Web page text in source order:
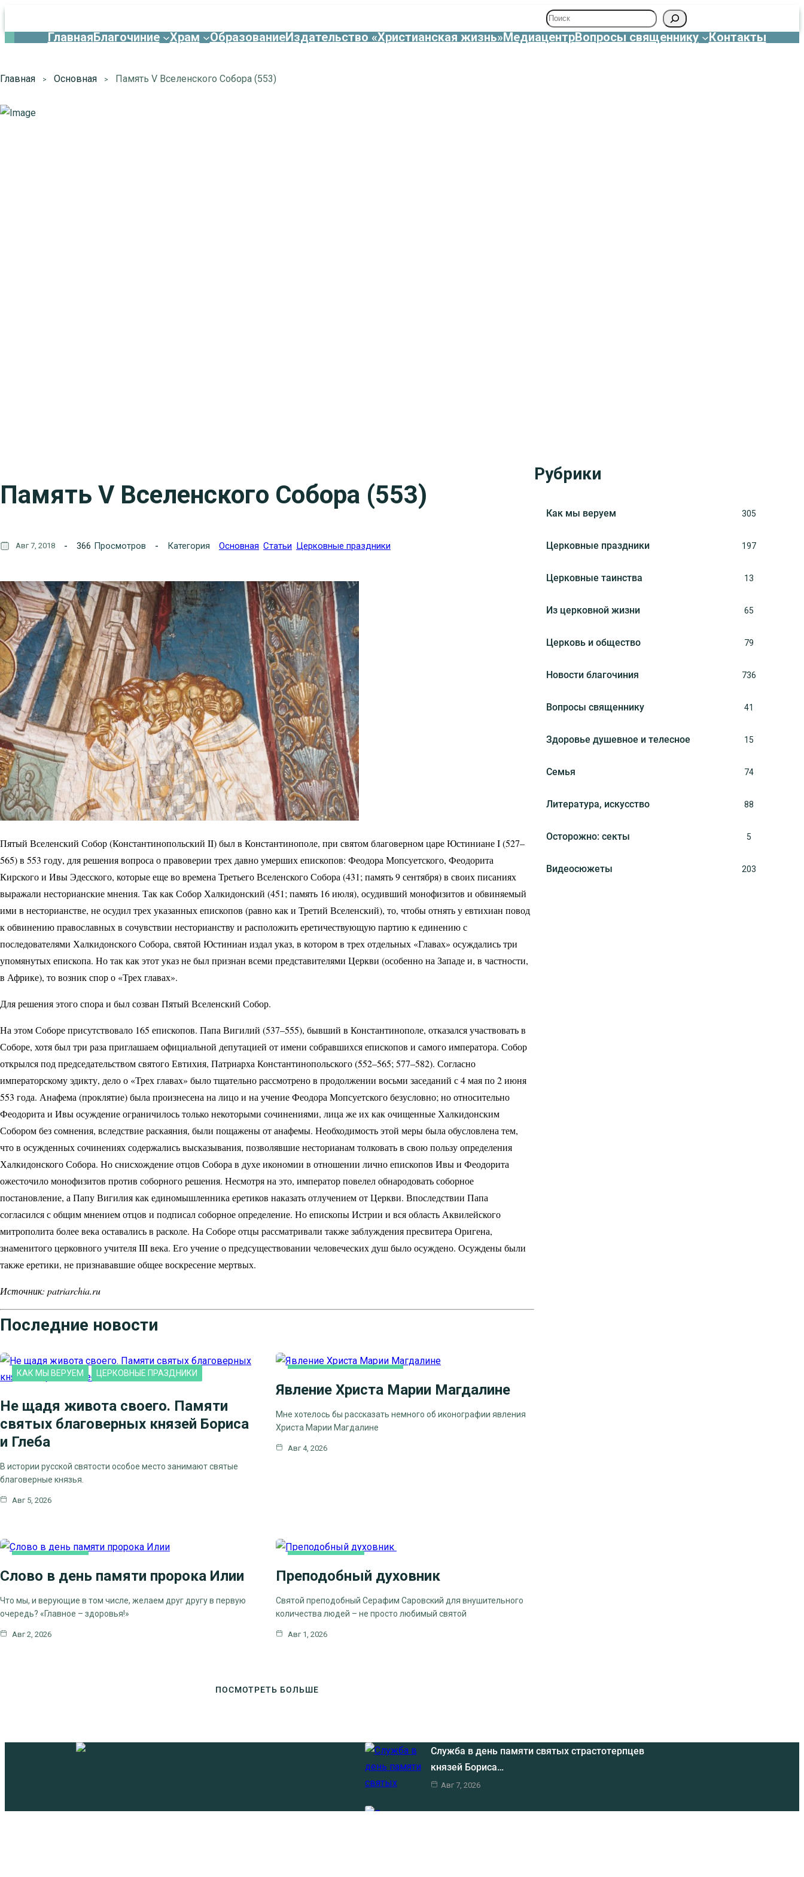
Поиск
ГлавнаяБлагочиние Храм ОбразованиеИздательство «Христианская жизнь»МедиацентрВопросы священнику Контакты
Главная Основная Память V Вселенского Собора (553)
Память V Вселенского Собора (553)
Авг 7, 2018 366 Просмотров Категория Основная Статьи Церковные праздники
Пятый Вселенский Собор (Константинопольский II) был в Константинополе, при святом благоверном царе Юстиниане I (527–
565) в 553 году, для решения вопроса о правоверии трех давно умерших епископов: Феодора Мопсуетского, Феодорита
Кирского и Ивы Эдесского, которые еще во времена Третьего Вселенского Собора (431; память 9 сентября) в своих писаниях
выражали несторианские мнения. Так как Собор Халкидонский (451; память 16 июля), осудивший монофизитов и обвиняемый
ими в несторианстве, не осудил трех указанных епископов (равно как и Третий Вселенский), то, чтобы отнять у евтихиан повод
к обвинению православных в сочувствии несторианству и расположить еретичествующую партию к единению с
последователями Халкидонского Собора, святой Юстиниан издал указ, в котором в трех отдельных «Главах» осуждались три
упомянутых епископа. Но так как этот указ не был признан всеми представителями Церкви (особенно на Западе и, в частности,
в Африке), то возник спор о «Трех главах».
Для решения этого спора и был созван Пятый Вселенский Собор.
На этом Соборе присутствовало 165 епископов. Папа Вигилий (537–555), бывший в Константинополе, отказался участвовать в
Соборе, хотя был три раза приглашаем официальной депутацией от имени собравшихся епископов и самого императора. Собор
открылся под председательством святого Евтихия, Патриарха Константинопольского (552–565; 577–582). Согласно
императорскому эдикту, дело о «Трех главах» было тщательно рассмотрено в продолжении восьми заседаний с 4 мая по 2 июня
553 года. Анафема (проклятие) была произнесена на лицо и на учение Феодора Мопсуетского безусловно; но относительно
Феодорита и Ивы осуждение ограничилось только некоторыми сочинениями, лица же их как очищенные Халкидонским
Собором без сомнения, вследствие раскаяния, были пощажены от анафемы. Необходимость этой меры была обусловлена тем,
что в осужденных сочинениях содержались высказывания, позволявшие несторианам толковать в свою пользу определения
Халкидонского Собора. Но снисхождение отцов Собора в духе икономии в отношении лично епископов Ивы и Феодорита
ожесточило монофизитов против соборного решения. Несмотря на это, император повелел обнародовать соборное
постановление, а Папу Вигилия как единомышленника еретиков наказать отлучением от Церкви. Впоследствии Папа
согласился с общим мнением отцов и подписал соборное определение. Но епископы Истрии и вся область Аквилейского
митрополита более века оставались в расколе. На Соборе отцы рассматривали также заблуждения пресвитера Оригена,
знаменитого церковного учителя III века. Его учение о предсуществовании человеческих душ было осуждено. Осуждены были
также еретики, не признававшие общее воскресение мертвых.
Источник: patriarchia.ru
Последние новости
КАК МЫ ВЕРУЕМ ЦЕРКОВНЫЕ ПРАЗДНИКИ
Не щадя живота своего. Памяти
святых благоверных князей Бориса
и Глеба
В истории русской святости особое место занимают святые
благоверные князья.
Авг 5, 2026
Явление Христа Марии Магдалине
Мне хотелось бы рассказать немного об иконографии явления
Христа Марии Магдалине
Авг 4, 2026
ЦЕРКОВНЫЕ ПРАЗДНИКИ
Слово в день памяти пророка Илии
Что мы, и верующие в том числе, желаем друг другу в первую
очередь? «Главное – здоровья!»
Авг 2, 2026
ЦЕРКОВНЫЕ
Преподобный духовник
Святой преподобный Серафим Саровский для внушительного
количества людей – не просто любимый святой
Авг 1, 2026
ПОСМОТРЕТЬ БОЛЬШЕ
Рубрики
Как мы веруем 305
Церковные праздники 197
Церковные таинства 13
Из церковной жизни 65
Церковь и общество 79
Новости благочиния 736
Вопросы священнику 41
Здоровье душевное и телесное 15
Семья 74
Литература, искуcство 88
Осторожно: секты 5
Видеосюжеты 203
Служба в день памяти святых страстотерпцев
князей Бориса…
Авг 7, 2026